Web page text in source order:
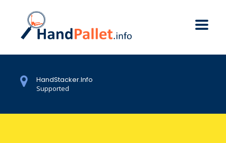
HandStacker.Info
Supported